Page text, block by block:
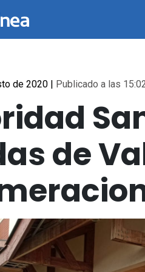
de 2020 | Publicado a las
de